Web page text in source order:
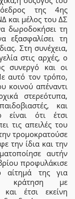
της 4ης
και μέλος του ΔΣ
δωροδοκήσει τη
εξασφαλίσει τη
Στη συνέχεια,
στις αρχές, ο
συνεργό και οι
αυτό τον τρόπο,
κοινού απέναντι
στερεότυπα,
και
είναι ότι έτσι
τις απειλές του
τρομοκρατούσε
την ίδια και την
αυτήν
προφυλάκισε
της για
κράτηση με
και έτσι εκείνη